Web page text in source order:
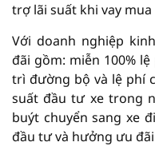
trợ lãi suất khi vay mua
Với doanh nghiệp
đãi gồm: miễn 100%
trì đường bộ và lệ phí
suất đầu tư xe trong
buýt chuyển sang xe
đầu tư và hưởng ưu